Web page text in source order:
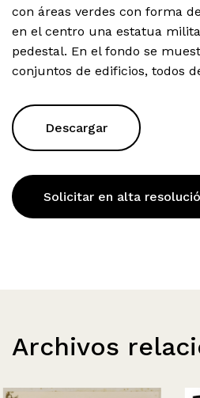
con áreas verdes con forma
en el centro una estatua
pedestal. En el fondo se
conjuntos de edificios, todos
Descargar
Solicitar en alta
Archivos